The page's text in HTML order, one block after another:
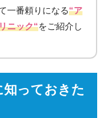
一番頼りになる“ア
ニック“をご紹介し
っておきた